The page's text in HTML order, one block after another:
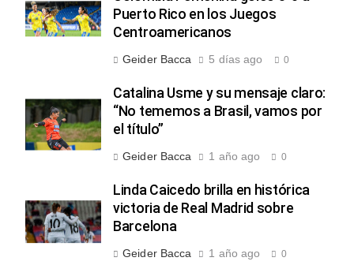
Puerto Rico en los Juegos
Centroamericanos
Geider Bacca 5 días ago 0
Catalina Usme y su mensaje claro:
“No tememos a Brasil, vamos por
el título”
Geider Bacca 1 año ago 0
Linda Caicedo brilla en histórica
victoria de Real Madrid sobre
Barcelona
Geider Bacca 1 año ago 0